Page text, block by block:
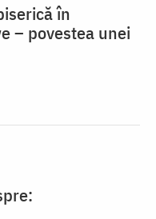
în
– povestea unei